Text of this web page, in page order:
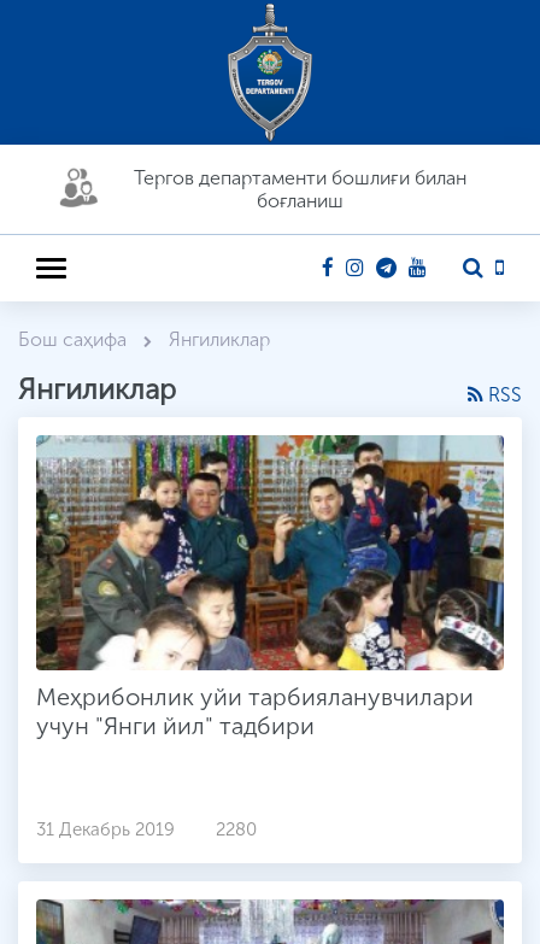
Тергов департaменти бошлиғи билан
боғланиш
Бош саҳифа Янгиликлар
Янгиликлар RSS
Меҳрибонлик уйи тарбияланувчилари
учун "Янги йил" тадбири
31 Декабрь 2019 2280